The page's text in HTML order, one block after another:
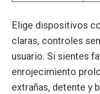
Elige dispositivos
claras, controles
usuario. Si sientes
enrojecimiento
extrañas, detente y